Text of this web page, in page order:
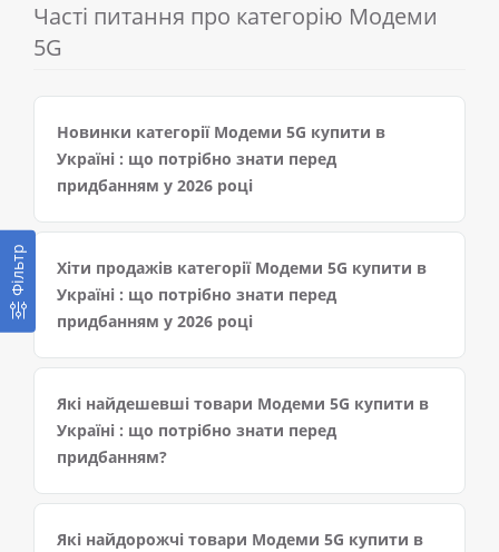
Фільтр
Часті питання про категорію Модеми
5G
Новинки категорії Модеми 5G купити в
Україні : що потрібно знати перед
придбанням у 2026 році
Хіти продажів категорії Модеми 5G купити в
Україні : що потрібно знати перед
придбанням у 2026 році
Які найдешевші товари Модеми 5G купити в
Україні : що потрібно знати перед
придбанням?
Які найдорожчі товари Модеми 5G купити в